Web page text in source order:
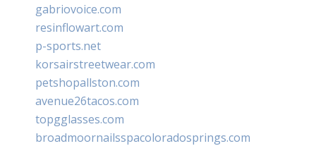
gabriovoice.com
resinflowart.com
p-sports.net
korsairstreetwear.com
petshopallston.com
avenue26tacos.com
topgglasses.com
broadmoornailsspacoloradosprings.com